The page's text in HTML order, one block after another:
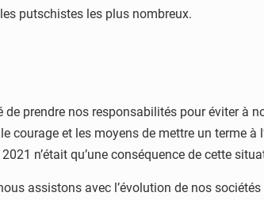
putschistes les plus nombreux.
prendre nos responsabilités pour éviter
courage et les moyens de mettre un
n’était qu’une conséquence de cette
assistons avec l’évolution de nos